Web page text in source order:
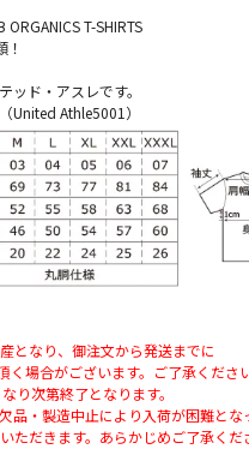
ORGANICS T-SHIRTS
ッド・アスレです。
United Athle5001）
となり、御注文から発送までに
く場合がございます。ご了承くださ
り次第終了となります。
品・製造中止により入荷が困難と
ただきます。あらかじめご了承くだ